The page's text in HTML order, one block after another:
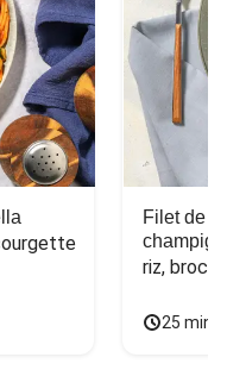
Filet de
riz,
25